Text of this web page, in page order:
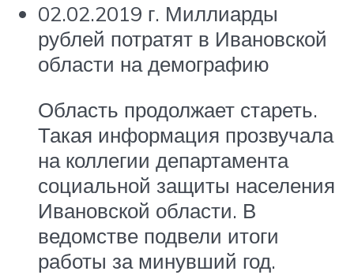
02.02.2019 г. Миллиарды
рублей потратят в Ивановской
области на демографию
Область продолжает стареть.
Такая информация прозвучала
на коллегии департамента
социальной защиты населения
Ивановской области. В
ведомстве подвели итоги
работы за минувший год.